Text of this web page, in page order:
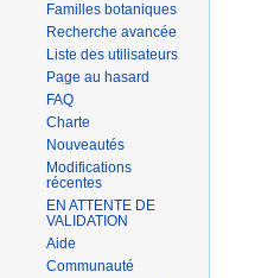
Familles botaniques
Recherche avancée
Liste des utilisateurs
Page au hasard
FAQ
Charte
Nouveautés
Modifications
récentes
EN ATTENTE DE
VALIDATION
Aide
Communauté